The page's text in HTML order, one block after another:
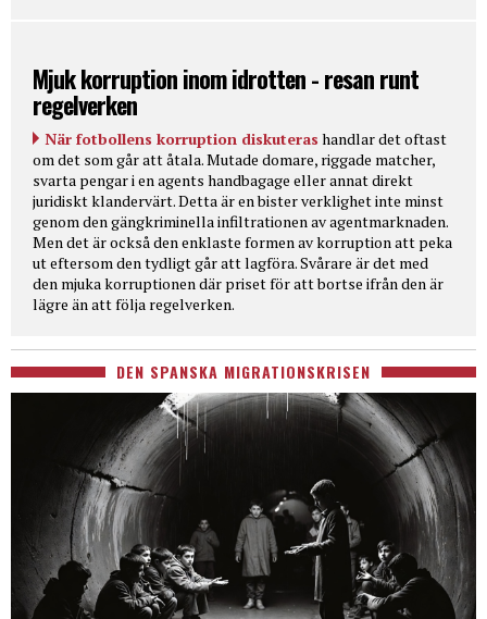
Mjuk korruption inom idrotten - resan runt
regelverken
När fotbollens korruption diskuteras handlar det oftast
om det som går att åtala. Mutade domare, riggade matcher,
svarta pengar i en agents handbagage eller annat direkt
juridiskt klandervärt. Detta är en bister verklighet inte minst
genom den gängkriminella infiltrationen av agentmarknaden.
Men det är också den enklaste formen av korruption att peka
ut eftersom den tydligt går att lagföra. Svårare är det med
den mjuka korruptionen där priset för att bortse ifrån den är
lägre än att följa regelverken.
DEN SPANSKA MIGRATIONSKRISEN